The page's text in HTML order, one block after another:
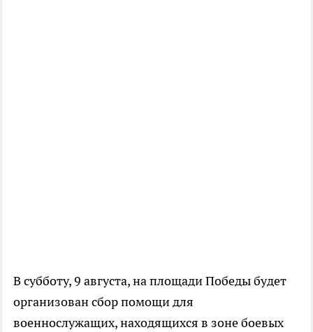
В субботу, 9 августа, на площади Победы будет
организован сбор помощи для
военнослужащих, находящихся в зоне боевых